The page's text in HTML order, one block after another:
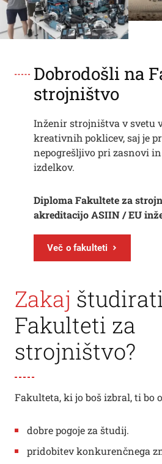
Dobrodošli na
strojništvo
Inženir strojništva v svetu
kreativnih poklicev, saj je
nepogrešljivo pri zasnovi
izdelkov.
Diploma Fakultete za
akreditacijo ASIIN / EU
Več o fakulteti
Zakaj
Fakulteti za
strojništvo?
Fakulteta, ki jo boš izbral, ti bo
dobre pogoje za študij.
pridobitev konkurenčnega